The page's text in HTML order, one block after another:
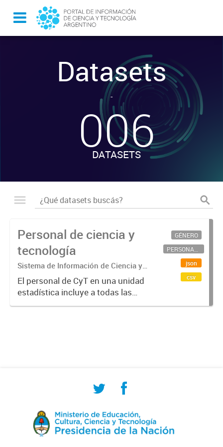
Datasets
-
006
DATASETS
Personal de ciencia y
tecnología
Sistema de Información de Ciencia y
Tecnología Argentino (SICYTAR)
El personal de CyT en una unidad
estadística incluye a todas las
personas involucradas
GÉNERO
PERSONAL CIENTÍFICO-TECNOLÓGICO
json
csv